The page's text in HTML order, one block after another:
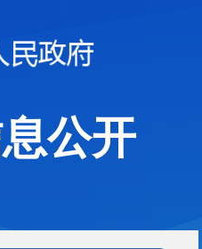
公开